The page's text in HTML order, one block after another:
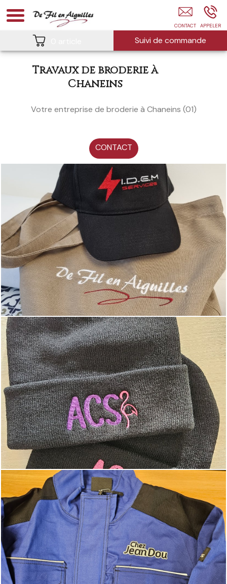
Création De Vêtement Sur Mesure CHANEINS
Suivi de commande
Travaux de broderie à
Chaneins
Votre entreprise de broderie à Chaneins (01)
CONTACT